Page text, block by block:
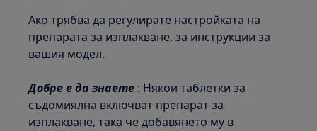
Ако трябва да регулирате настройката на
препарата за изплакване, за инструкции за
вашия модел.
Добре е да знаете : Някои таблетки за
съдомиялна включват препарат за
изплакване, така че добавянето му в